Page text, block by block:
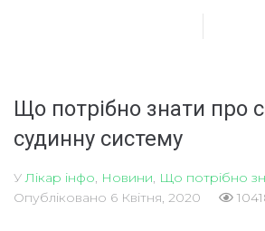
Що потрібно знати про
судинну систему
У Лікар інфо Новини Що потрібно
Опубліковано 6 Квітня, 2020